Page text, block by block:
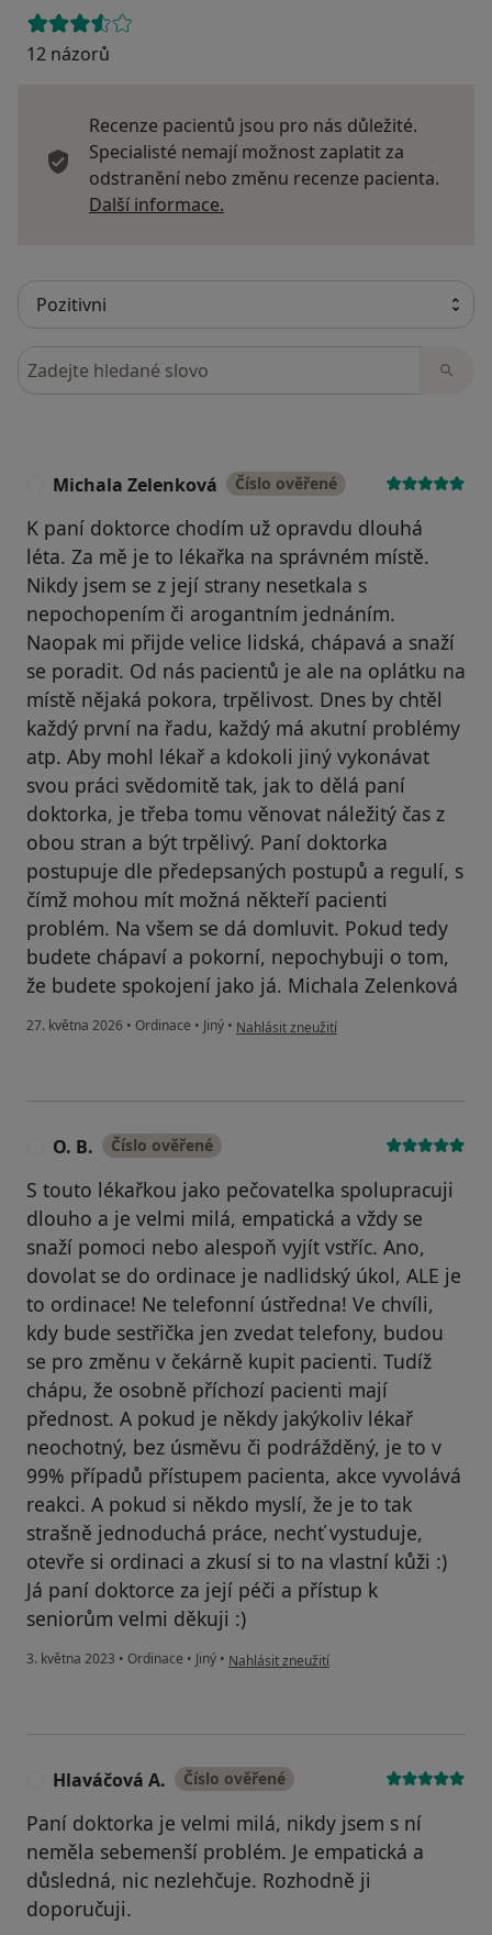
12 názorů
Recenze pacientů jsou pro nás důležité.
Specialisté nemají možnost zaplatit za
odstranění nebo změnu recenze pacienta.
Další informace.
Hledejte v názorech
Michala Zelenková Číslo ověřené
K paní doktorce chodím už opravdu dlouhá
léta. Za mě je to lékařka na správném místě.
Nikdy jsem se z její strany nesetkala s
nepochopením či arogantním jednáním.
Naopak mi přijde velice lidská, chápavá a snaží
se poradit. Od nás pacientů je ale na oplátku na
místě nějaká pokora, trpělivost. Dnes by chtěl
každý první na řadu, každý má akutní problémy
atp. Aby mohl lékař a kdokoli jiný vykonávat
svou práci svědomitě tak, jak to dělá paní
doktorka, je třeba tomu věnovat náležitý čas z
obou stran a být trpělivý. Paní doktorka
postupuje dle předepsaných postupů a regulí, s
čímž mohou mít možná někteří pacienti
problém. Na všem se dá domluvit. Pokud tedy
budete chápaví a pokorní, nepochybuji o tom,
že budete spokojení jako já. Michala Zelenková
27. května 2026 • Ordinace • Jiný • podle názoru uživatele Michala Zelenková
Nahlásit zneužití
O. B. Číslo ověřené
S touto lékařkou jako pečovatelka spolupracuji
dlouho a je velmi milá, empatická a vždy se
snaží pomoci nebo alespoň vyjít vstříc. Ano,
dovolat se do ordinace je nadlidský úkol, ALE je
to ordinace! Ne telefonní ústředna! Ve chvíli,
kdy bude sestřička jen zvedat telefony, budou
se pro změnu v čekárně kupit pacienti. Tudíž
chápu, že osobně příchozí pacienti mají
přednost. A pokud je někdy jakýkoliv lékař
neochotný, bez úsměvu či podrážděný, je to v
99% případů přístupem pacienta, akce vyvolává
reakci. A pokud si někdo myslí, že je to tak
strašně jednoduchá práce, nechť vystuduje,
otevře si ordinaci a zkusí si to na vlastní kůži :)
Já paní doktorce za její péči a přístup k
seniorům velmi děkuji :)
3. května 2023 • Ordinace • Jiný • podle názoru uživatele O. B.
Nahlásit zneužití
Hlaváčová A. Číslo ověřené
Paní doktorka je velmi milá, nikdy jsem s ní
neměla sebemenší problém. Je empatická a
důsledná, nic nezlehčuje. Rozhodně ji
doporučuji.